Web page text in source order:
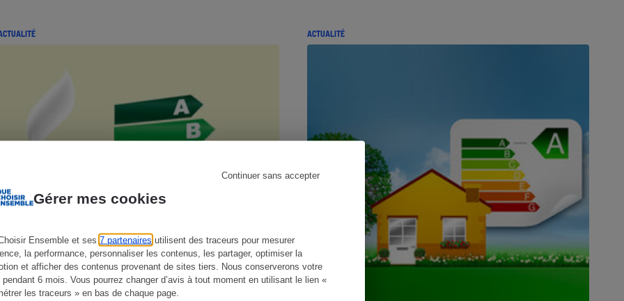
Gérer mes cookies
Ensemble et ses 7 partenaires utilisent des traceurs pour mesurer
la performance, personnaliser les contenus, les partager, optimiser la
et afficher des contenus provenant de sites tiers. Nous conserverons votre
pendant 6 mois. Vous pourrez changer d’avis à tout moment en utilisant le lien «
les traceurs » en bas de chaque page.
Continuer sans accepter
ACTUALITÉ